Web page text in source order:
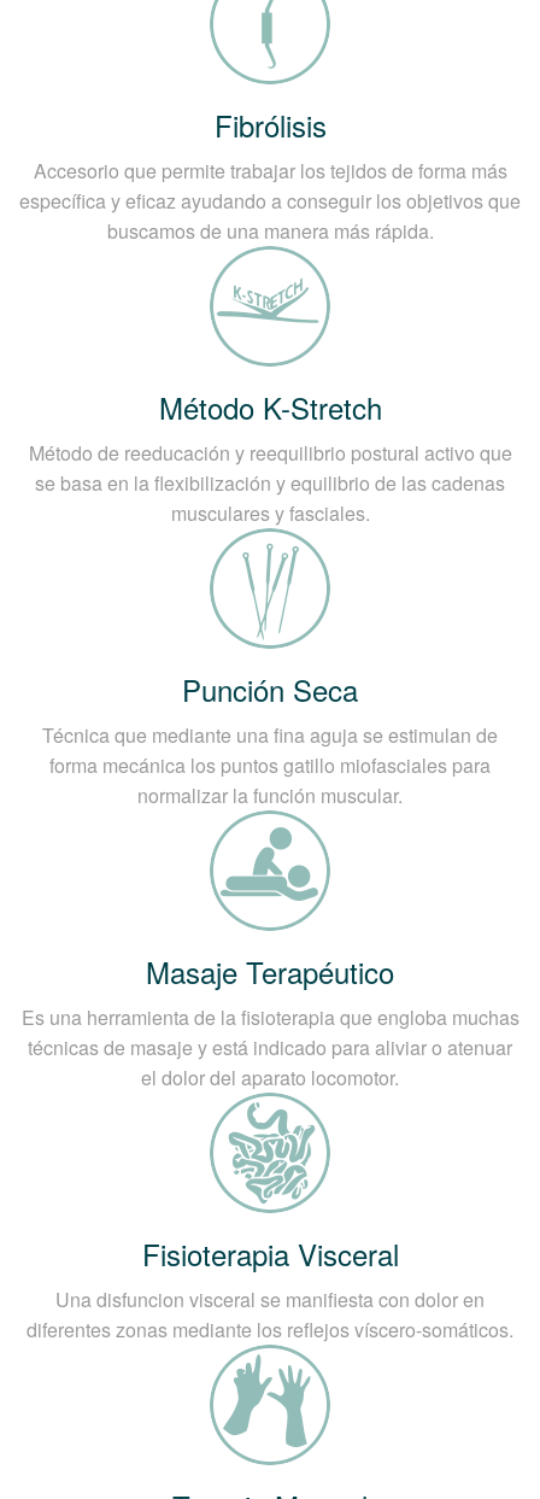
Fibrólisis
Accesorio que permite trabajar los tejidos de forma más
específica y eficaz ayudando a conseguir los objetivos que
buscamos de una manera más rápida.
Método K-Stretch
Método de reeducación y reequilibrio postural activo que
se basa en la flexibilización y equilibrio de las cadenas
musculares y fasciales.
Punción Seca
Técnica que mediante una fina aguja se estimulan de
forma mecánica los puntos gatillo miofasciales para
normalizar la función muscular.
Masaje Terapéutico
Es una herramienta de la fisioterapia que engloba muchas
técnicas de masaje y está indicado para aliviar o atenuar
el dolor del aparato locomotor.
Fisioterapia Visceral
Una disfuncion visceral se manifiesta con dolor en
diferentes zonas mediante los reflejos víscero-somáticos.